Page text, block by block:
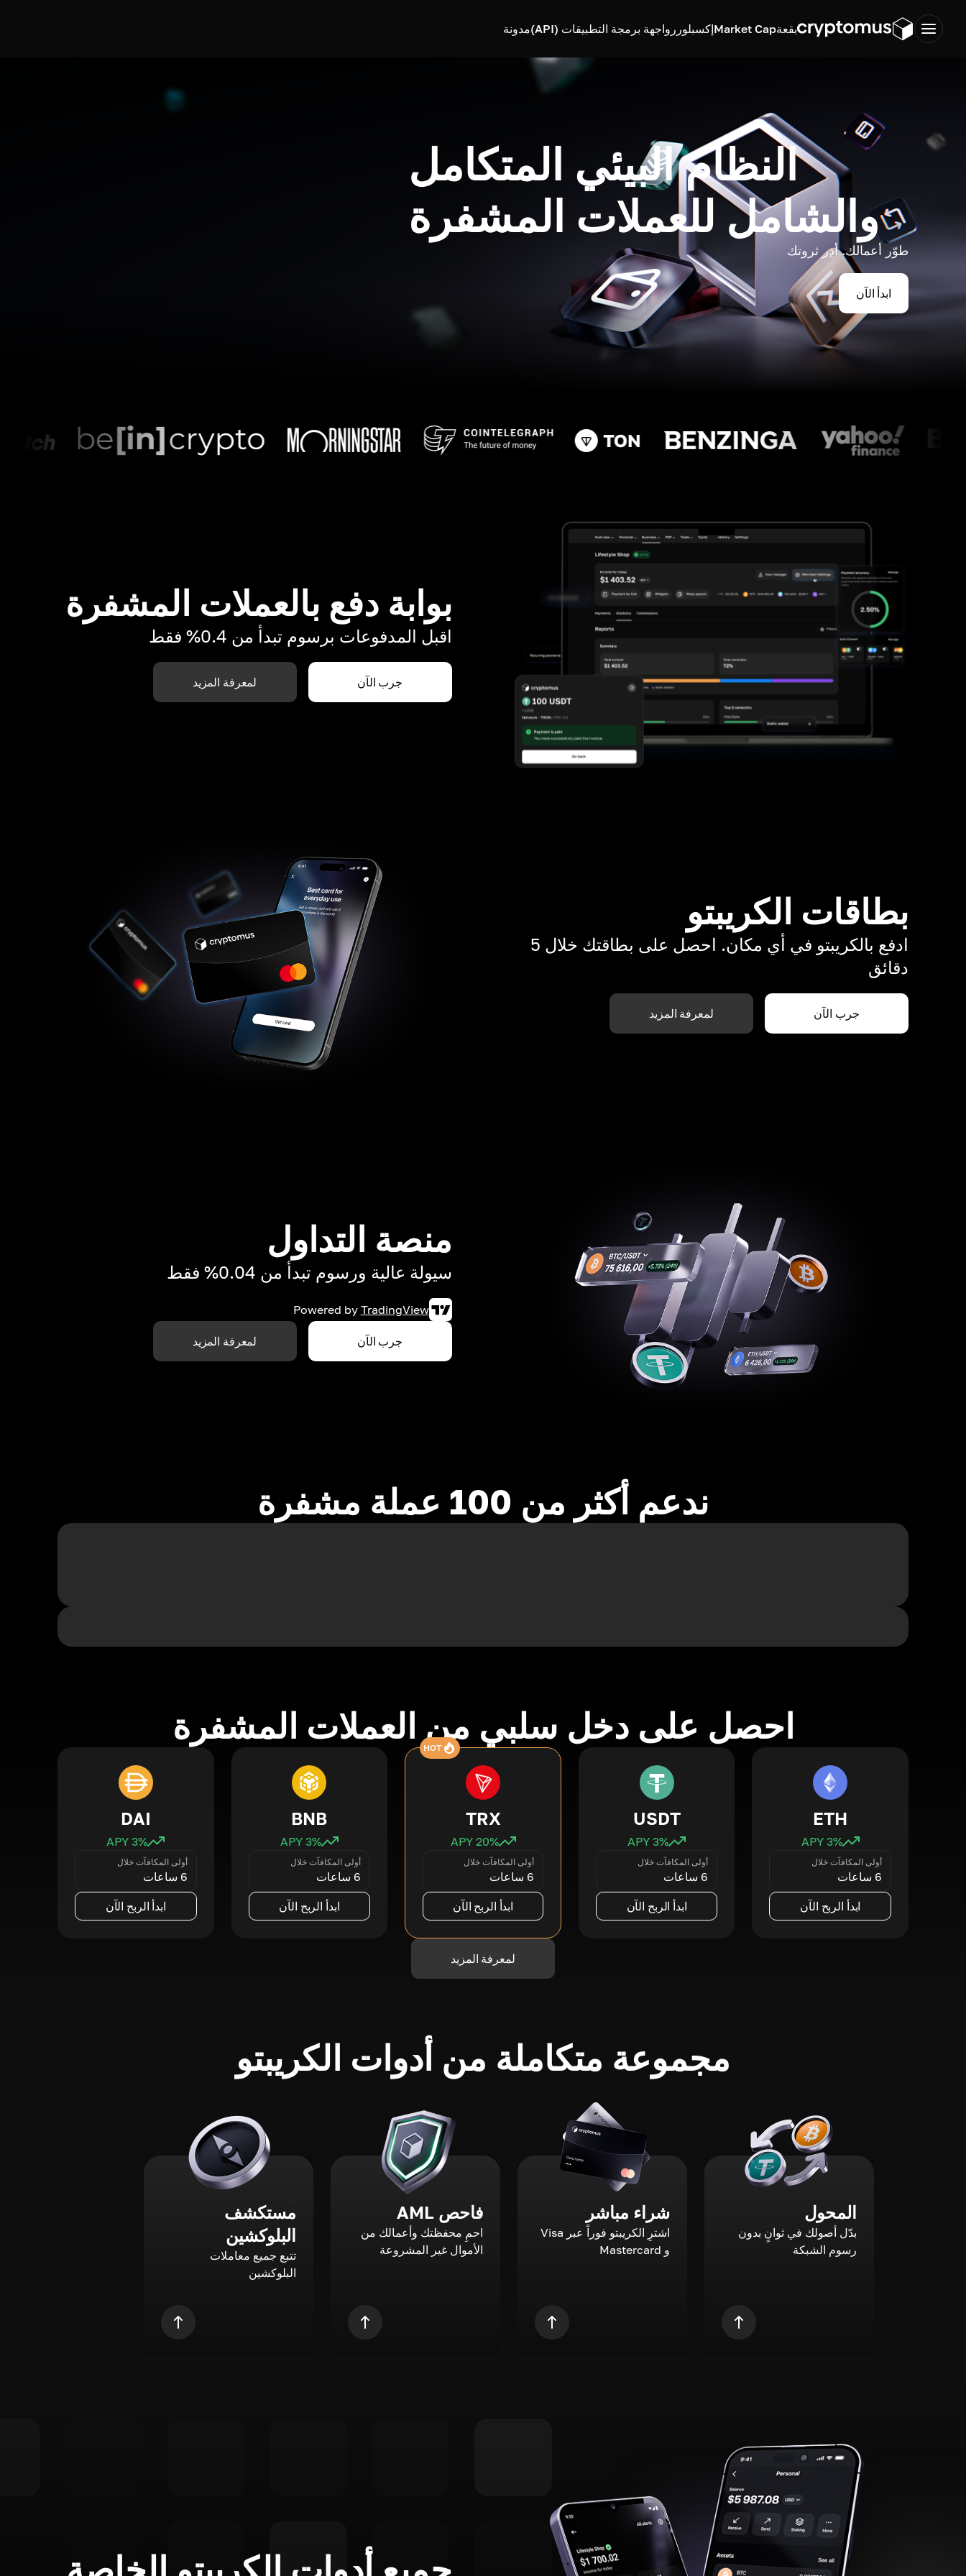
بقعةMarket Capإكسبلورر واجهة برمجة التطبيقات (API) مدونة
النظام البيئي المتكامل
والشامل للعملات المشفرة
طوّر أعمالك. أدِر ثروتك
ابدأ الآن
بوابة دفع بالعملات المشفرة
اقبل المدفوعات برسوم تبدأ من 0.4% فقط
جرب الآن لمعرفة المزيد
بطاقات الكريبتو
ادفع بالكريبتو في أي مكان. احصل على بطاقتك خلال 5
دقائق
جرب الآن لمعرفة المزيد
منصة التداول
سيولة عالية ورسوم تبدأ من 0.04% فقط
Powered by TradingView
جرب الآن لمعرفة المزيد
ندعم أكثر من 100 عملة مشفرة
احصل على دخل سلبي من العملات المشفرة
ETH
3% APY
أولى المكافآت خلال
6 ساعات
ابدأ الربح الآن
USDT
3% APY
أولى المكافآت خلال
6 ساعات
ابدأ الربح الآن
HOT
TRX
20% APY
أولى المكافآت خلال
6 ساعات
ابدأ الربح الآن
BNB
3% APY
أولى المكافآت خلال
6 ساعات
ابدأ الربح الآن
DAI
3% APY
أولى المكافآت خلال
6 ساعات
ابدأ الربح الآن
لمعرفة المزيد
مجموعة متكاملة من أدوات الكريبتو
المحول
بدّل أصولك في ثوانٍ بدون
رسوم الشبكة
شراء مباشر
اشترِ الكريبتو فوراً عبر Visa
و Mastercard
فاحص AML
احمِ محفظتك وأعمالك من
الأموال غير المشروعة
مستكشف
البلوكشين
تتبع جميع معاملات
البلوكشين